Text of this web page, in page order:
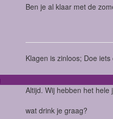
Ben je al klaar met de
Klagen is zinloos; Doe
Altijd. Wij hebben het
wat drink je graag?